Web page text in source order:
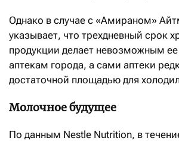
Однако в случае с «Амираном»
указывает, что трехдневный срок
продукции делает невозможным
аптекам города, а сами аптеки
достаточной площадью для
Молочное будущее
По данным Nestle Nutrition, в